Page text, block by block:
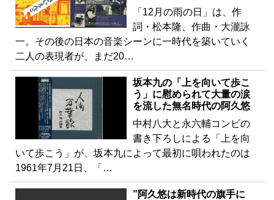
「12月の雨の日」は、作
詞・松本隆、作曲・大瀧詠
一。その後の日本の音楽シーンに一時代を築いていく
二人の表現者が、まだ20…
坂本九の「上を向いて歩こ
う」に慰められて大量の涙
を流した無名時代の阿久悠
中村八大と永六輔コンビの
書き下ろしによる「上を向
いて歩こう」が、坂本九によって最初に唄われたのは
1961年7月21日、「…
”阿久悠は新時代の旗手に